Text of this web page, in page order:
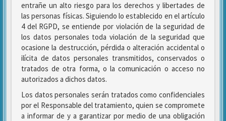
entrañe un alto riesgo para los derechos y libertades de
las personas físicas. Siguiendo lo establecido en el artículo
4 del RGPD, se entiende por violación de la seguridad de
los datos personales toda violación de la seguridad que
ocasione la destrucción, pérdida o alteración accidental o
ilícita de datos personales transmitidos, conservados o
tratados de otra forma, o la comunicación o acceso no
autorizados a dichos datos.
Los datos personales serán tratados como confidenciales
por el Responsable del tratamiento, quien se compromete
a informar de y a garantizar por medio de una obligación